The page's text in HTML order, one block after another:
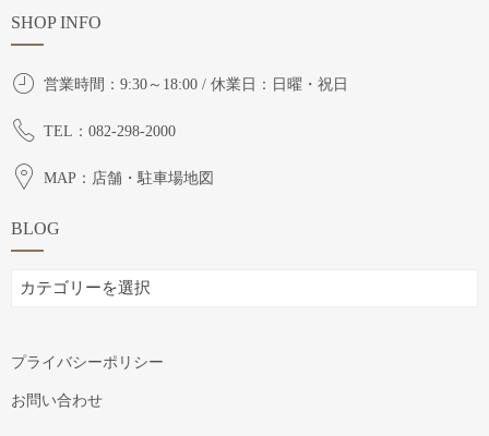
SHOP INFO
営業時間：9:30～18:00 / 休業日：日曜・祝日
TEL：082-298-2000
MAP：店舗・駐車場地図
BLOG
BLOG
プライバシーポリシー
お問い合わせ